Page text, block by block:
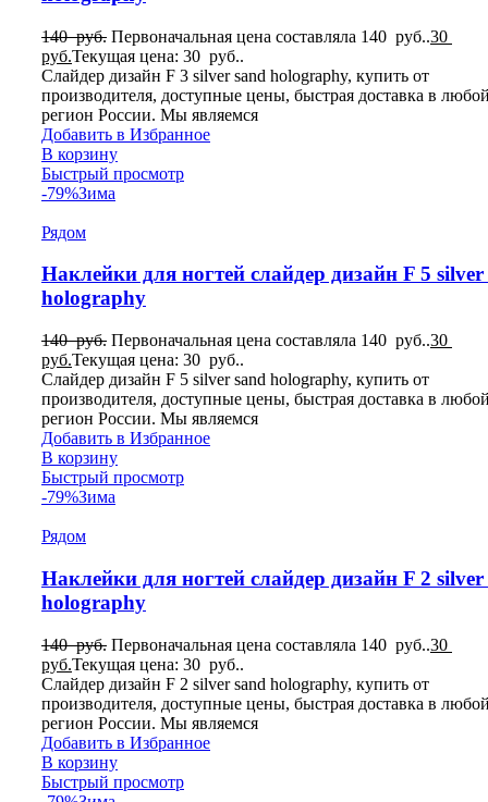
140руб. Первоначальная цена составляла 140 руб..30
руб.Текущая цена: 30 руб..
Слайдер дизайн F 3 silver sand holography, купить от
производителя, доступные цены, быстрая доставка в
регион России. Мы являемся
Добавить в Избранное
В корзину
Быстрый просмотр
-79%Зима
Рядом
Наклейки для ногтей слайдер дизайн F 5 silver
holography
140руб. Первоначальная цена составляла 140 руб..30
руб.Текущая цена: 30 руб..
Слайдер дизайн F 5 silver sand holography, купить от
производителя, доступные цены, быстрая доставка в
регион России. Мы являемся
Добавить в Избранное
В корзину
Быстрый просмотр
-79%Зима
Рядом
Наклейки для ногтей слайдер дизайн F 2 silver
holography
140руб. Первоначальная цена составляла 140 руб..30
руб.Текущая цена: 30 руб..
Слайдер дизайн F 2 silver sand holography, купить от
производителя, доступные цены, быстрая доставка в
регион России. Мы являемся
Добавить в Избранное
В корзину
Быстрый просмотр